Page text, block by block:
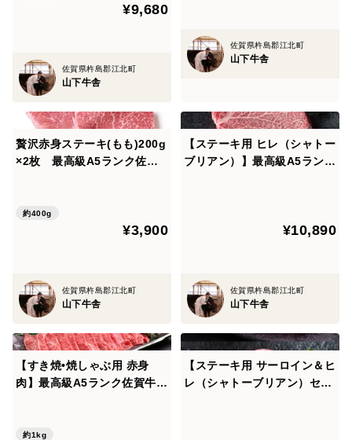
¥9,680
佐賀県杵島郡江北町
山下牛舎
佐賀県杵島郡江北町
山下牛舎
贅沢赤身ステーキ(もも)200g
×2枚 最高級A5ランク佐賀
約400g
¥3,900
佐賀県杵島郡江北町
山下牛舎
【ステーキ用 ヒレ（シャトー
ブリアン）】最高級A5ランク
¥10,890
佐賀県杵島郡江北町
山下牛舎
【すき焼•焼しゃぶ用 赤身
肉】最高級A5ランク佐賀牛
約1kg
【ステーキ用 サーロイン＆ヒ
レ（シャトーブリアン）セッ